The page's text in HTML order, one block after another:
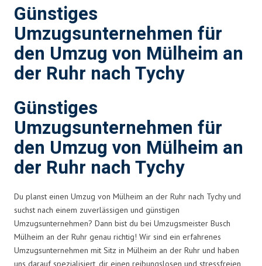
Günstiges
Umzugsunternehmen für
den Umzug von Mülheim an
der Ruhr nach Tychy
Günstiges
Umzugsunternehmen für
den Umzug von Mülheim an
der Ruhr nach Tychy
Du planst einen Umzug von Mülheim an der Ruhr nach Tychy und
suchst nach einem zuverlässigen und günstigen
Umzugsunternehmen? Dann bist du bei Umzugsmeister Busch
Mülheim an der Ruhr genau richtig! Wir sind ein erfahrenes
Umzugsunternehmen mit Sitz in Mülheim an der Ruhr und haben
uns darauf spezialisiert, dir einen reibungslosen und stressfreien